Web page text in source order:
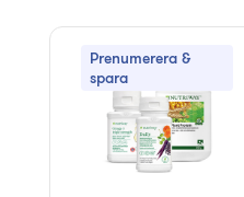
Prenumerera &
spara